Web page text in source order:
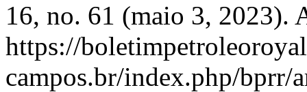
16, no. 61 (maio 3, 2023).
https://
campos.br/index.php/bprr/